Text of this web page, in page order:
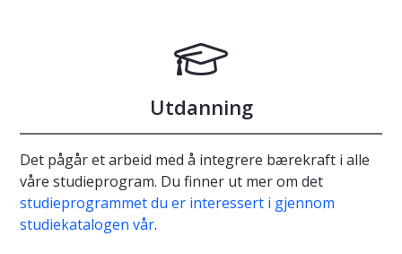
Utdanning
Det pågår et arbeid med å integrere bærekraft i alle
våre studieprogram. Du finner ut mer om det
studieprogrammet du er interessert i gjennom
studiekatalogen vår.